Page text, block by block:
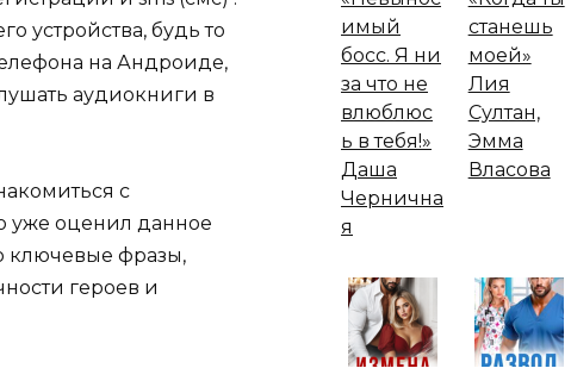
устройства, будь то
на Андроиде,
аудиокниги в
с
уже оценил данное
ключевые фразы,
героев и
имый
босс. Я ни
за что не
влюблюс
ь в тебя!»
Даша
Чернична
я
станешь
моей»
Лия
Султан,
Эмма
Власова